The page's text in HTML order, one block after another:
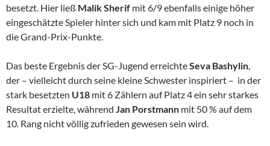
besetzt. Hier ließ Malik Sherif mit 6/9 ebenfalls einige höher
eingeschätzte Spieler hinter sich und kam mit Platz 9 noch in
die Grand-Prix-Punkte.
Das beste Ergebnis der SG-Jugend erreichteSeva Bashylin,
der – vielleicht durch seine kleine Schwester inspiriert – in der
stark besetzten U18 mit 6 Zählern auf Platz 4 ein sehr starkes
Resultat erzielte, während Jan Porstmann mit 50 % auf dem
10. Rang nicht völlig zufrieden gewesen sein wird.